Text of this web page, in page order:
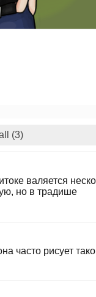
(3)
валяется
но в традише
часто рисует